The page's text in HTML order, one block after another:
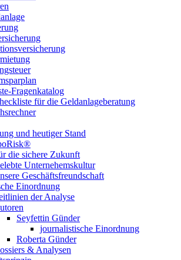
Fragenkatalog
für die Geldanlageberatung
und heutiger Stand
die sichere Zukunft
Unternehemskultur
Geschäftsfreundschaft
Einordnung
der Analyse
Seyfettin Günder
journalistische Einordnung
Roberta Günder
& Analysen